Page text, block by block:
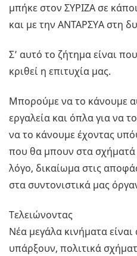
μπήκε στον ΣΥΡΙΖΑ σε
και με την ΑΝΤΑΡΣΥΑ στη
Σ’ αυτό το ζήτημα είναι
κριθεί η επιτυχία μας.
Μπορούμε να το κάνουμε
εργαλεία και όπλα για να
να το κάνουμε έχοντας
που θα μπουν στα
λόγο, δικαίωμα στις
στα συντονιστικά μας
Τελειώνοντας
Νέα μεγάλα κινήματα
υπάρξουν, πολιτικά